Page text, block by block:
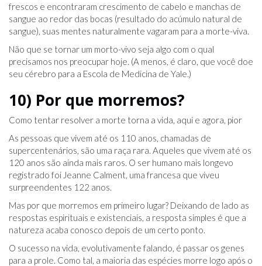
frescos e encontraram crescimento de cabelo e manchas de
sangue ao redor das bocas (resultado do acúmulo natural de
sangue), suas mentes naturalmente vagaram para a morte-viva.
Não que se tornar um morto-vivo seja algo com o qual
precisamos nos preocupar hoje. (A menos, é claro, que você doe
seu cérebro para a Escola de Medicina de Yale.)
10) Por que morremos?
Como tentar resolver a morte torna a vida, aqui e agora, pior
As pessoas que vivem até os 110 anos, chamadas de
supercentenários, são uma raça rara. Aqueles que vivem até os
120 anos são ainda mais raros. O ser humano mais longevo
registrado foi Jeanne Calment, uma francesa que viveu
surpreendentes 122 anos.
Mas por que morremos em primeiro lugar? Deixando de lado as
respostas espirituais e existenciais, a resposta simples é que a
natureza acaba conosco depois de um certo ponto.
O sucesso na vida, evolutivamente falando, é passar os genes
para a prole. Como tal, a maioria das espécies morre logo após o